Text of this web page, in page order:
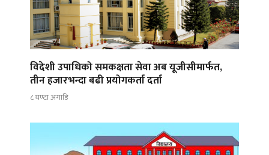
विदेशी उपाधिको समकक्षता सेवा अब यूजीसीमार्फत,
तीन हजारभन्दा बढी प्रयोगकर्ता दर्ता
८ घण्टा अगाडि